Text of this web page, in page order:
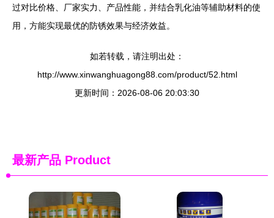
过对比价格、厂家实力、产品性能，并结合乳化油等辅助材料的使
用，方能实现最优的防锈效果与经济效益。
如若转载，请注明出处：
http://www.xinwanghuagong88.com/product/52.html
更新时间：2026-08-06 20:03:30
最新产品 Product